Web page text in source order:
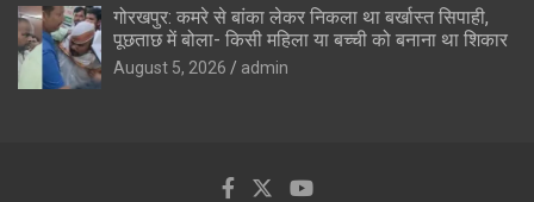
गोरखपुर: कमरे से बांका लेकर निकला था बर्खास्त सिपाही,
पूछताछ में बोला- किसी महिला या बच्ची को बनाना था शिकार
August 5, 2026 admin